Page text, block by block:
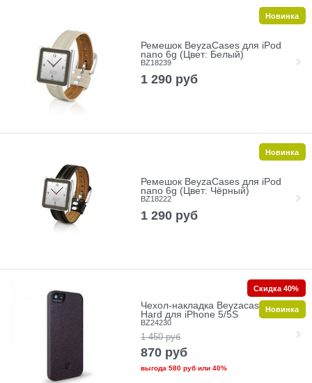
Ремешок BeyzaCases для iPod
nano 6g (Цвет: Белый)
BZ18239
1 290 руб
Новинка
Ремешок BeyzaCases для iPod
nano 6g (Цвет: Чёрный)
BZ18222
1 290 руб
Новинка
Чехол-накладка Beyzacases Maly
Hard для iPhone 5/5S
BZ24230
1 450 руб
870 руб
выгода 580 рубили 40%
Скидка 40%
Новинка